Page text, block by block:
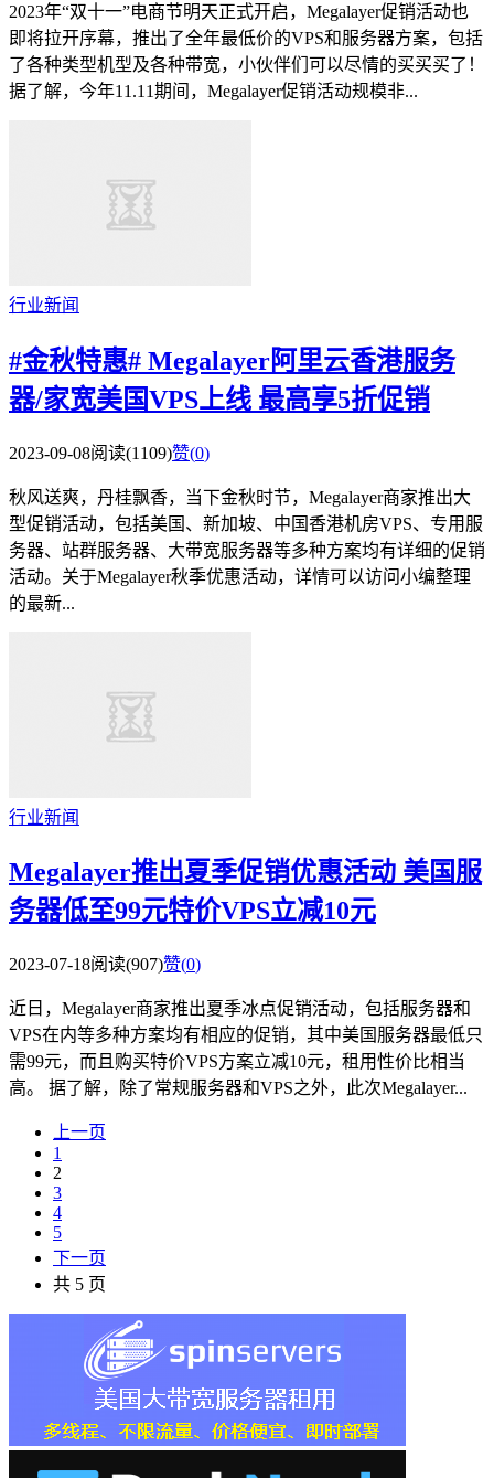
2023年“双十一”电商节明天正式开启，Megalayer促销活动也
即将拉开序幕，推出了全年最低价的VPS和服务器方案，包括
了各种类型机型及各种带宽，小伙伴们可以尽情的买买买了！
据了解，今年11.11期间，Megalayer促销活动规模非...
行业新闻
#金秋特惠# Megalayer阿里云香港服务
器/家宽美国VPS上线 最高享5折促销
2023-09-08阅读(1109)赞(0)
秋风送爽，丹桂飘香，当下金秋时节，Megalayer商家推出大
型促销活动，包括美国、新加坡、中国香港机房VPS、专用服
务器、站群服务器、大带宽服务器等多种方案均有详细的促销
活动。关于Megalayer秋季优惠活动，详情可以访问小编整理
的最新...
行业新闻
Megalayer推出夏季促销优惠活动 美国服
务器低至99元特价VPS立减10元
2023-07-18阅读(907)赞(0)
近日，Megalayer商家推出夏季冰点促销活动，包括服务器和
VPS在内等多种方案均有相应的促销，其中美国服务器最低只
需99元，而且购买特价VPS方案立减10元，租用性价比相当
高。 据了解，除了常规服务器和VPS之外，此次Megalayer...
上一页
1
2
3
4
5
下一页
共 5 页